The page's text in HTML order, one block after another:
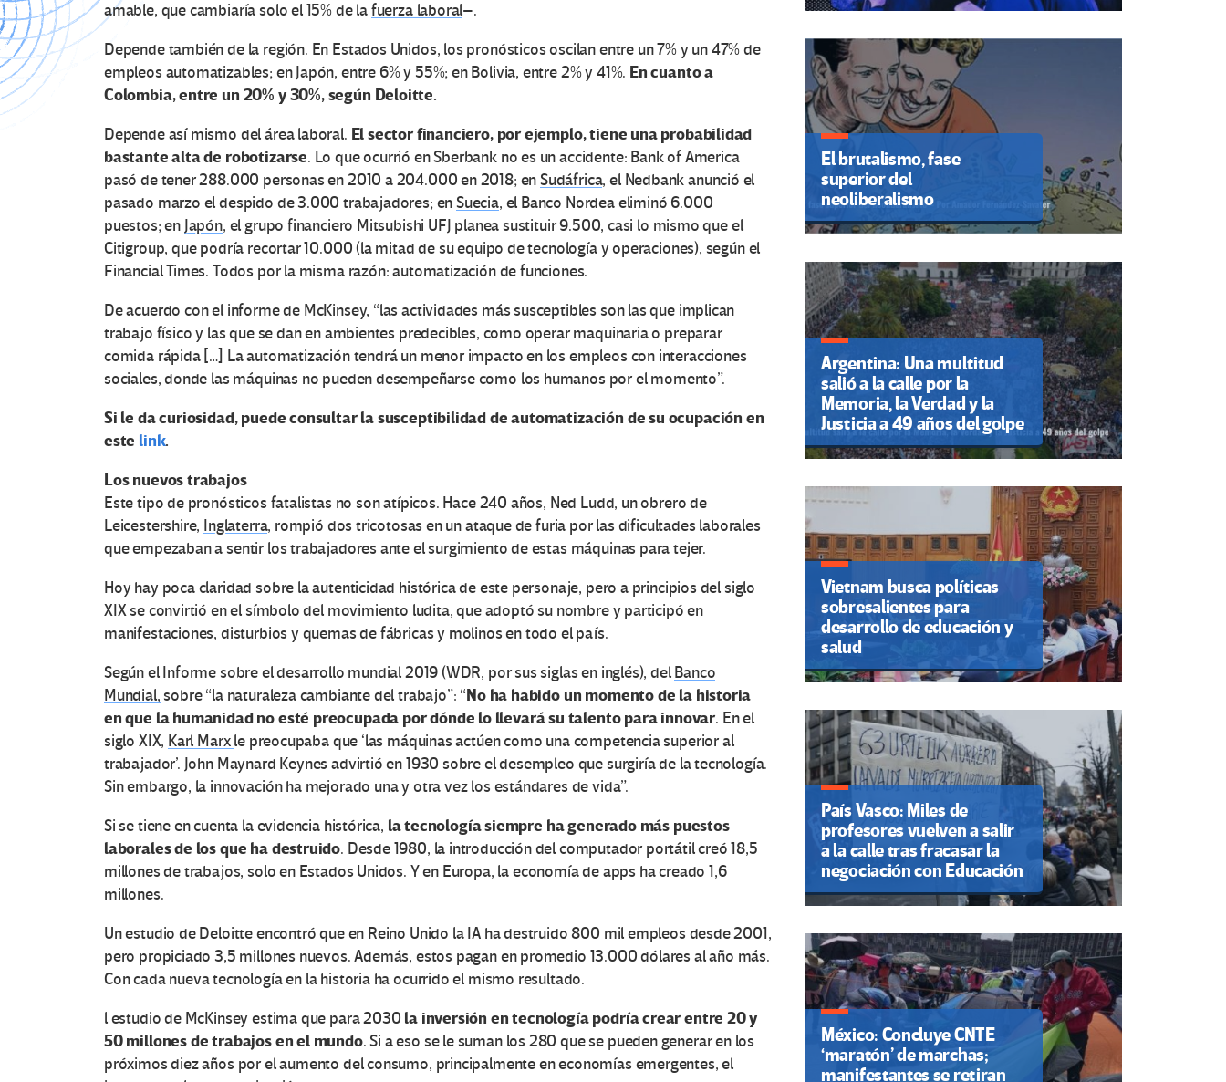
amable, que cambiaría solo el 15% de lafuerza laboral–.
Depende también de la región. En Estados Unidos, los pronósticos oscilan entre un 7% y un 47% de
empleos automatizables; en Japón, entre 6% y 55%; en Bolivia, entre 2% y 41%. En cuanto a
Colombia, entre un 20% y 30%, según Deloitte.
Depende así mismo del área laboral. El sector financiero, por ejemplo, tiene una probabilidad
bastante alta de robotizarse. Lo que ocurrió en Sberbank no es un accidente: Bank of America
pasó de tener 288.000 personas en 2010 a 204.000 en 2018; enSudáfrica, el Nedbank anunció el
pasado marzo el despido de 3.000 trabajadores; enSuecia, el Banco Nordea eliminó 6.000
puestos; en Japón, el grupo financiero Mitsubishi UFJ planea sustituir 9.500, casi lo mismo que el
Citigroup, que podría recortar 10.000 (la mitad de su equipo de tecnología y operaciones), según el
Financial Times. Todos por la misma razón: automatización de funciones.
De acuerdo con el informe de McKinsey, “las actividades más susceptibles son las que implican
trabajo físico y las que se dan en ambientes predecibles, como operar maquinaria o preparar
comida rápida […] La automatización tendrá un menor impacto en los empleos con interacciones
sociales, donde las máquinas no pueden desempeñarse como los humanos por el momento”.
Si le da curiosidad, puede consultar la susceptibilidad de automatización de su ocupación en
este link.
Los nuevos trabajos
Este tipo de pronósticos fatalistas no son atípicos. Hace 240 años, Ned Ludd, un obrero de
Leicestershire, Inglaterra, rompió dos tricotosas en un ataque de furia por las dificultades laborales
que empezaban a sentir los trabajadores ante el surgimiento de estas máquinas para tejer.
Hoy hay poca claridad sobre la autenticidad histórica de este personaje, pero a principios del siglo
XIX se convirtió en el símbolo del movimiento ludita, que adoptó su nombre y participó en
manifestaciones, disturbios y quemas de fábricas y molinos en todo el país.
Según el Informe sobre el desarrollo mundial 2019 (WDR, por sus siglas en inglés), del Banco
Mundial, sobre “la naturaleza cambiante del trabajo”: “No ha habido un momento de la historia
en que la humanidad no esté preocupada por dónde lo llevará su talento para innovar. En el
siglo XIX, Karl Marxle preocupaba que ‘las máquinas actúen como una competencia superior al
trabajador’. John Maynard Keynes advirtió en 1930 sobre el desempleo que surgiría de la tecnología.
Sin embargo, la innovación ha mejorado una y otra vez los estándares de vida”.
Si se tiene en cuenta la evidencia histórica, la tecnología siempre ha generado más puestos
laborales de los que ha destruido. Desde 1980, la introducción del computador portátil creó 18,5
millones de trabajos, solo en Estados Unidos. Y en Europa, la economía de apps ha creado 1,6
millones.
Un estudio de Deloitte encontró que en Reino Unido la IA ha destruido 800 mil empleos desde 2001,
pero propiciado 3,5 millones nuevos. Además, estos pagan en promedio 13.000 dólares al año más.
Con cada nueva tecnología en la historia ha ocurrido el mismo resultado.
l estudio de McKinsey estima que para 2030 la inversión en tecnología podría crear entre 20 y
50 millones de trabajos en el mundo. Si a eso se le suman los 280 que se pueden generar en los
próximos diez años por el aumento del consumo, principalmente en economías emergentes, el
El brutalismo, fase
superior del
neoliberalismo
Argentina: Una multitud
salió a la calle por la
Memoria, la Verdad y la
Justicia a 49 años del golpe
Vietnam busca políticas
sobresalientes para
desarrollo de educación y
salud
País Vasco: Miles de
profesores vuelven a salir
a la calle tras fracasar la
negociación con Educación
México: Concluye CNTE
‘maratón’ de marchas;
manifestantes se retiran